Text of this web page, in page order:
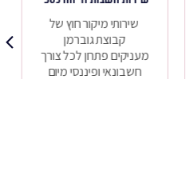
שירותי מיקור חוץ של
קבוצת גוברמן
מעניקים פתרון לכל צורך
חשבונאי ופיננסי מיום